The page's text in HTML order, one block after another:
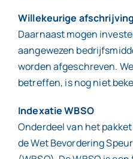
Willekeurige afschrijving
Daarnaast mogen
aangewezen
worden afgeschreven.
betreffen, is nog niet
Indexatie WBSO
Onderdeel van het
de Wet Bevordering